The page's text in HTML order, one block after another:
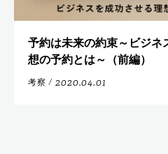
予約は未来の約束～ビジネ
想の予約とは～（前編）
考察 / 2020.04.01